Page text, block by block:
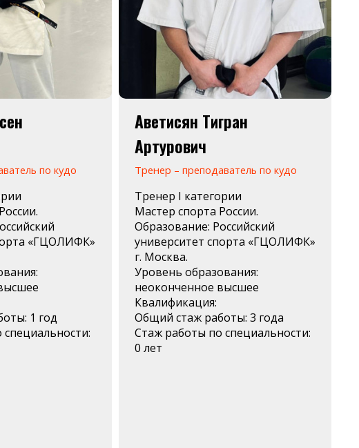
по кудо
«ГЦОЛИФК»
1 год
Аветисян Тигран
Артурович
Тренер – преподаватель по кудо
Тренер I категории
Мастер спорта России.
Образование: Российский
университет спорта «ГЦОЛИФК»
г. Москва.
Уровень образования:
неоконченное высшее
Квалификация:
Общий стаж работы: 3 года
Стаж работы по специальности:
0 лет